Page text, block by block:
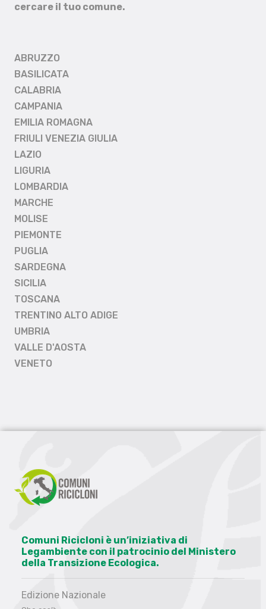
cercare il tuo comune.
ABRUZZO
BASILICATA
CALABRIA
CAMPANIA
EMILIA ROMAGNA
FRIULI VENEZIA GIULIA
LAZIO
LIGURIA
LOMBARDIA
MARCHE
MOLISE
PIEMONTE
PUGLIA
SARDEGNA
SICILIA
TOSCANA
TRENTINO ALTO ADIGE
UMBRIA
VALLE D'AOSTA
VENETO
Comuni Ricicloni è un’iniziativa di
Legambiente con il patrocinio del Ministero
della Transizione Ecologica.
Edizione Nazionale